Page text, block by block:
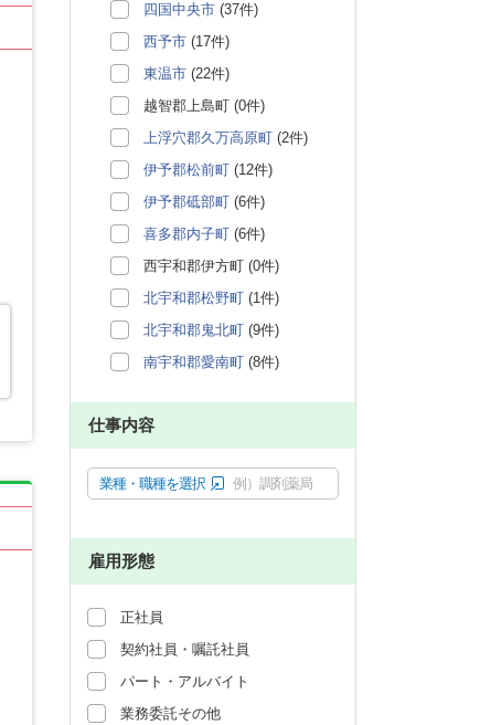
四国中央市 (37件)
西予市 (17件)
東温市 (22件)
越智郡上島町 (0件)
上浮穴郡久万高原町 (2件)
伊予郡松前町 (12件)
伊予郡砥部町 (6件)
喜多郡内子町 (6件)
西宇和郡伊方町 (0件)
北宇和郡松野町 (1件)
北宇和郡鬼北町 (9件)
南宇和郡愛南町 (8件)
仕事内容
業種・職種を選択 例）調剤薬局
雇用形態
正社員
契約社員・嘱託社員
パート・アルバイト
業務委託その他